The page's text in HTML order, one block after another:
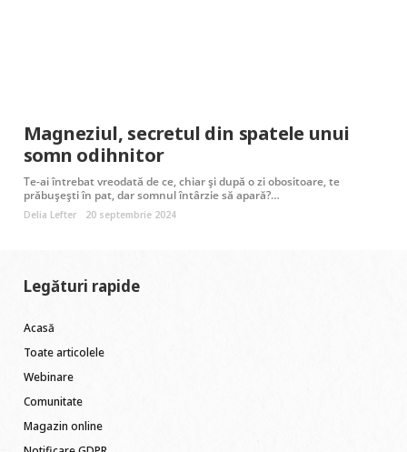
Magneziul, secretul din spatele unui
somn odihnitor
Te-ai întrebat vreodată de ce, chiar și după o zi obositoare, te
prăbușești în pat, dar somnul întârzie să apară?…
Delia Lefter 20 septembrie 2024
Legături rapide
Acasă
Toate articolele
Webinare
Comunitate
Magazin online